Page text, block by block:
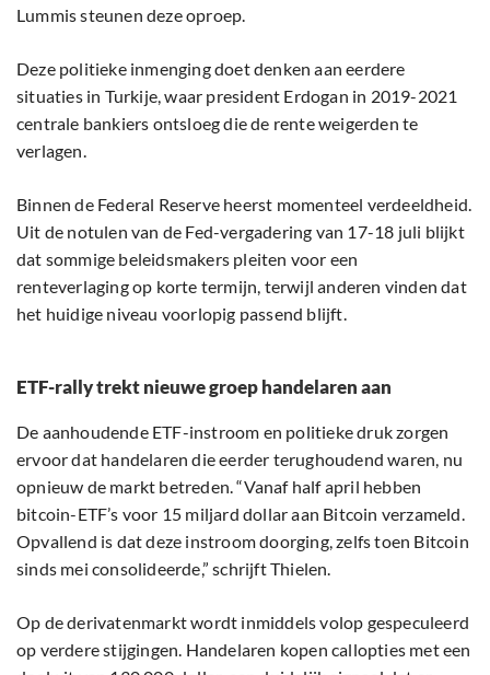
Lummis steunen deze oproep.
Deze politieke inmenging doet denken aan eerdere
situaties in Turkije, waar president Erdogan in 2019-2021
centrale bankiers ontsloeg die de rente weigerden te
verlagen.
Binnen de Federal Reserve heerst momenteel verdeeldheid.
Uit de notulen van de Fed-vergadering van 17-18 juli blijkt
dat sommige beleidsmakers pleiten voor een
renteverlaging op korte termijn, terwijl anderen vinden dat
het huidige niveau voorlopig passend blijft.
ETF-rally trekt nieuwe groep handelaren aan
De aanhoudende ETF-instroom en politieke druk zorgen
ervoor dat handelaren die eerder terughoudend waren, nu
opnieuw de markt betreden. “Vanaf half april hebben
bitcoin-ETF’s voor 15 miljard dollar aan Bitcoin verzameld.
Opvallend is dat deze instroom doorging, zelfs toen Bitcoin
sinds mei consolideerde,” schrijft Thielen.
Op de derivatenmarkt wordt inmiddels volop gespeculeerd
op verdere stijgingen. Handelaren kopen callopties met een